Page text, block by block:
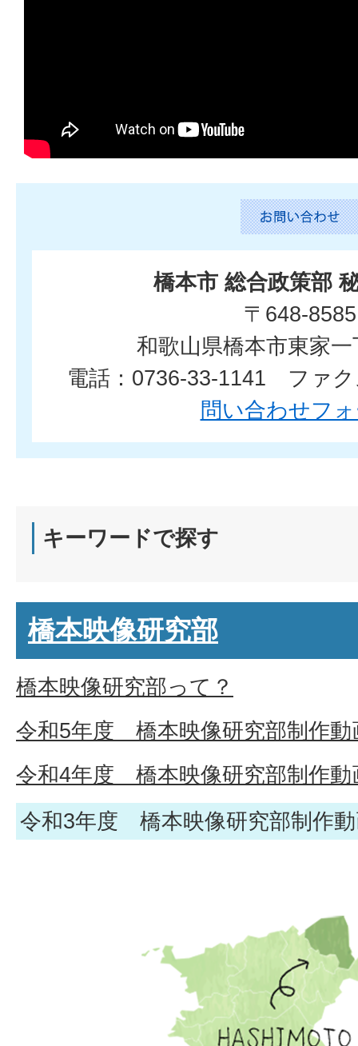
橋本市 総合政策部
〒648-8585
和歌山県橋本市東家
電話：0736-33-1141 ファク
問い合わせフ
キーワードで探す
橋本映像研究部
橋本映像研究部って？
令和5年度 橋本映像研究部制作動
令和4年度 橋本映像研究部制作動
令和3年度 橋本映像研究部制作